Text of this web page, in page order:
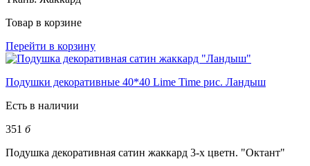
Товар в корзине
Перейти в корзину
Подушки декоративные 40*40 Lime Time рис. Ландыш
Есть в наличии
351 б
Подушка декоративная сатин жаккард 3-х цветн. "Октант"